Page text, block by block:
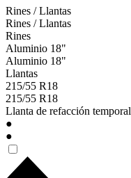
Rines / Llantas
Rines / Llantas
Rines
Aluminio 18"
Aluminio 18"
Llantas
215/55 R18
215/55 R18
Llanta de refacción temporal
●
●